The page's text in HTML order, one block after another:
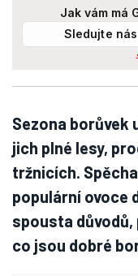
Jak vám má
Sledujte nás
Sezona borůvek
jich plné lesy,
tržnicích.
populární ovoce
spousta důvodů,
co jsou dobré